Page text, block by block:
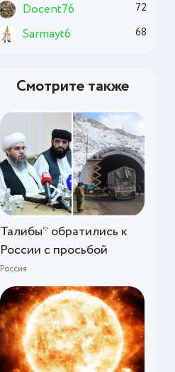
Docent76 72
Sarmayt6 68
Смотрите также
Талибы* обратились к
России с просьбой
Россия